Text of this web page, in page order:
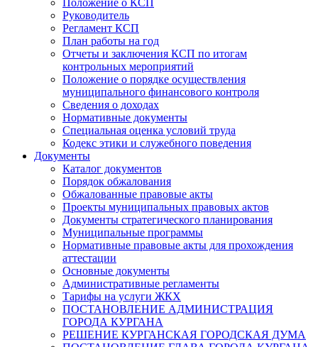
Положение о КСП
Руководитель
Регламент КСП
План работы на год
Отчеты и заключения КСП по итогам
контрольных мероприятий
Положение о порядке осуществления
муниципального финансового контроля
Сведения о доходах
Нормативные документы
Специальная оценка условий труда
Кодекс этики и служебного поведения
Документы
Каталог документов
Порядок обжалования
Обжалованные правовые акты
Проекты муниципальных правовых актов
Документы стратегического планирования
Муниципальные программы
Нормативные правовые акты для прохождения
аттестации
Основные документы
Административные регламенты
Тарифы на услуги ЖКХ
ПОСТАНОВЛЕНИЕ АДМИНИСТРАЦИЯ
ГОРОДА КУРГАНА
РЕШЕНИЕ КУРГАНСКАЯ ГОРОДСКАЯ ДУМА